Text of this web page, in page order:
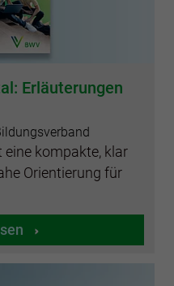
Erläuterungen
eine kompakte, klar
Orientierung für